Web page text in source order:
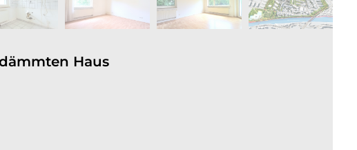
Haus